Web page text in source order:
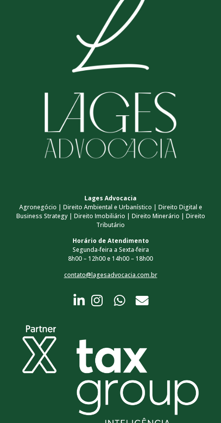
Lages Advocacia
Agronegócio | Direito Ambiental e Urbanístico | Direito Digital e
Business Strategy | Direito Imobiliário | Direito Minerário | Direito
Tributário
Horário de Atendimento
Segunda-feira a Sexta-feira
8h00 – 12h00 e 14h00 – 18h00
contato@lagesadvocacia.com.br